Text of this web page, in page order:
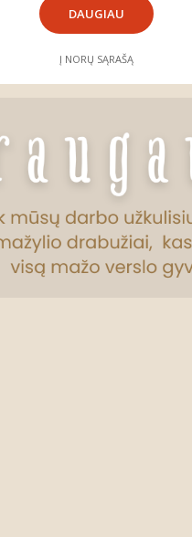
DAUGIAU
Į NORŲ SĄRAŠĄ